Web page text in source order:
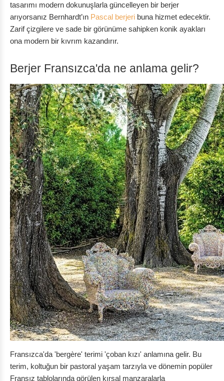
tasarımı modern dokunuşlarla güncelleyen bir berjer
arıyorsanız Bernhardt’ın Pascal berjeri buna hizmet edecektir.
Zarif çizgilere ve sade bir görünüme sahipken konik ayakları
ona modern bir kıvrım kazandırır.
Berjer Fransızca'da ne anlama gelir?
Fransızca'da 'bergère' terimi 'çoban kızı' anlamına gelir. Bu
terim, koltuğun bir pastoral yaşam tarzıyla ve dönemin popüler
Fransız tablolarında görülen kırsal manzaralarla